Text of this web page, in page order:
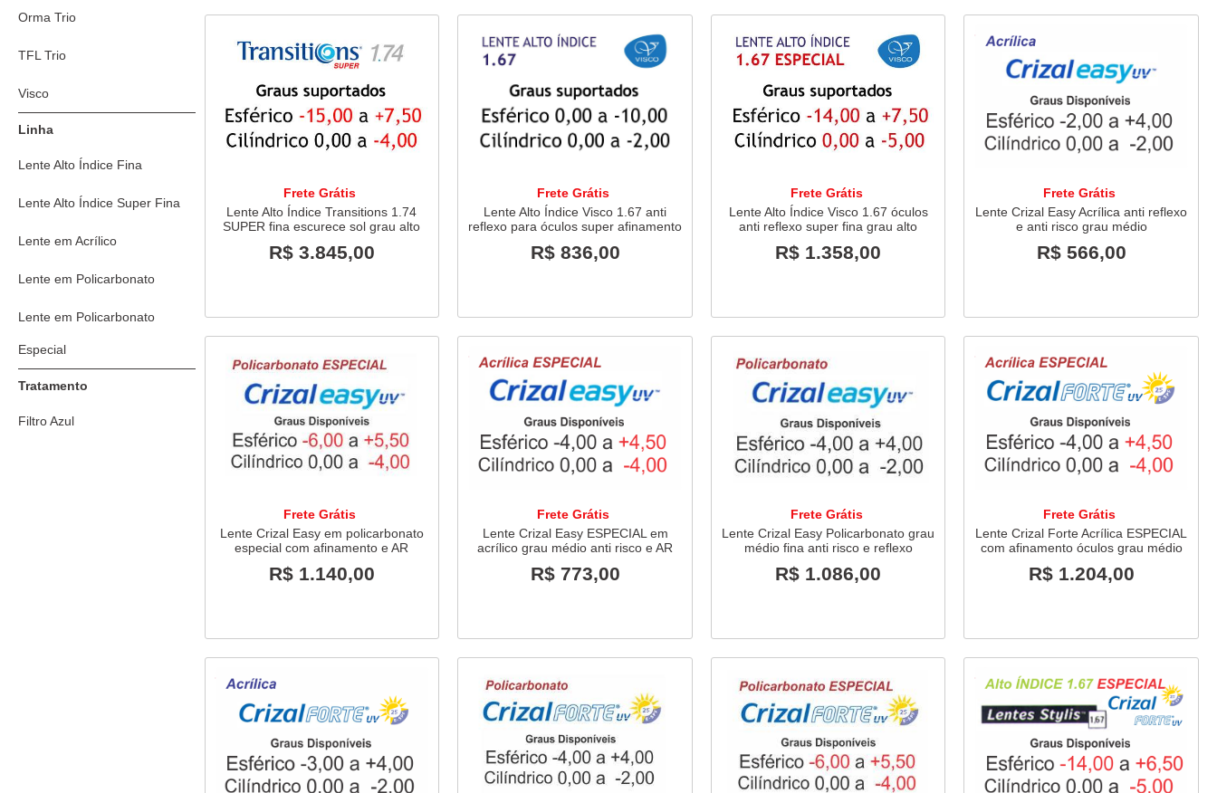
Orma Trio
TFL Trio
Visco
Linha
Lente Alto Índice Fina
Lente Alto Índice Super Fina
Lente em Acrílico
Lente em Policarbonato
Lente em Policarbonato
Especial
Tratamento
Filtro Azul
Frete Grátis
Lente Alto Índice Transitions 1.74
SUPER fina escurece sol grau alto
R$ 3.845,00
Frete Grátis
Lente Alto Índice Visco 1.67 anti
reflexo para óculos super afinamento
R$ 836,00
Frete Grátis
Lente Alto Índice Visco 1.67 óculos
anti reflexo super fina grau alto
R$ 1.358,00
Frete Grátis
Lente Crizal Easy Acrílica anti reflexo
e anti risco grau médio
R$ 566,00
Frete Grátis
Lente Crizal Easy em policarbonato
especial com afinamento e AR
R$ 1.140,00
Frete Grátis
Lente Crizal Easy ESPECIAL em
acrílico grau médio anti risco e AR
R$ 773,00
Frete Grátis
Lente Crizal Easy Policarbonato grau
médio fina anti risco e reflexo
R$ 1.086,00
Frete Grátis
Lente Crizal Forte Acrílica ESPECIAL
com afinamento óculos grau médio
R$ 1.204,00